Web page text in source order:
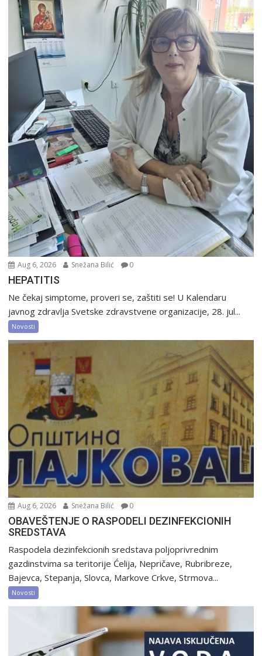
Aug 6, 2026 Snežana Bilić 0
HEPATITIS
Ne čekaj simptome, proveri se, zaštiti se! U Kalendaru
javnog zdravlja Svetske zdravstvene organizacije, 28. jul...
Novosti
Aug 6, 2026 Snežana Bilić 0
OBAVEŠTENJE O RASPODELI DEZINFEKCIONIH
SREDSTAVA
Raspodela dezinfekcionih sredstava poljoprivrednim
gazdinstvima sa teritorije Ćelija, Nepričave, Rubribreze,
Bajevca, Stepanja, Slovca, Markove Crkve, Strmova...
Novosti